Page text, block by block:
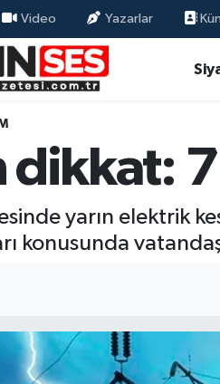
Video Yazarlar
dikkat:
yarın elektrik
konusunda
ve Fikstür